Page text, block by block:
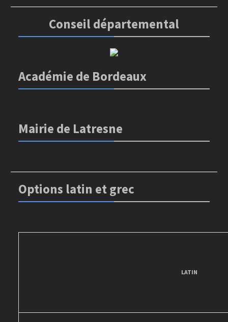
Conseil départemental
Académie de Bordeaux
Mairie de Latresne
Options latin et grec
LATIN